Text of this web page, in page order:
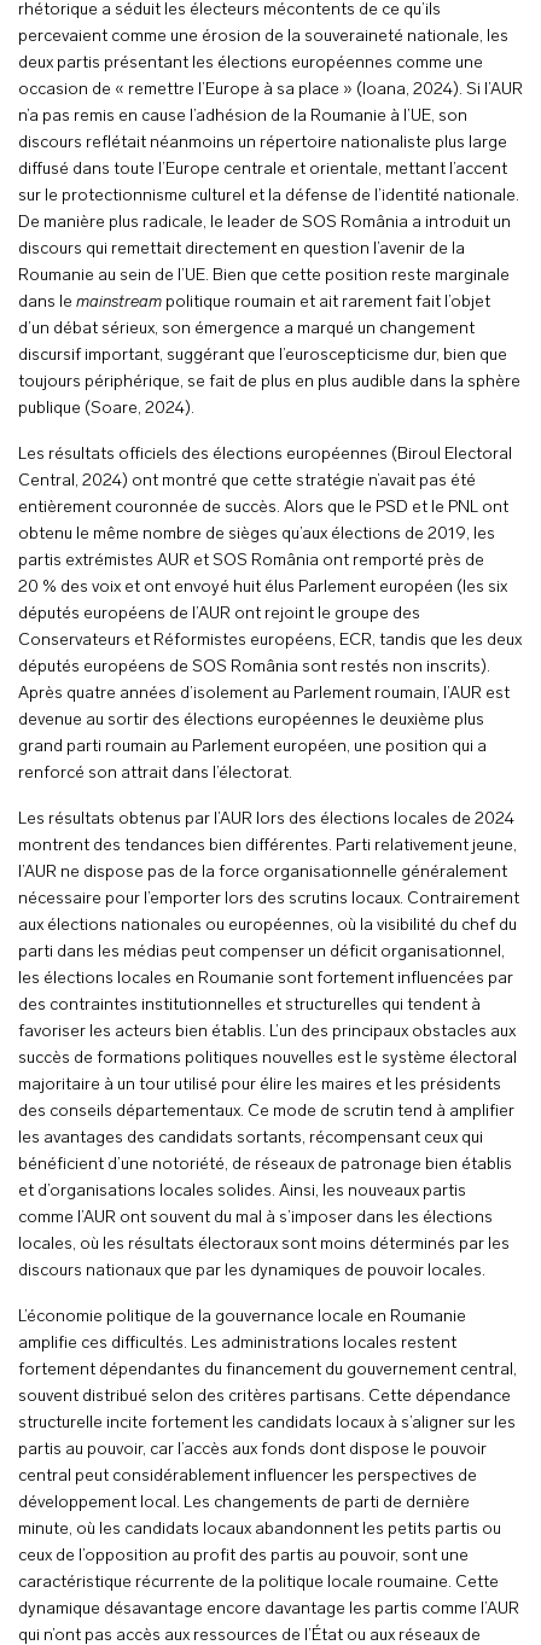
rhétorique a séduit les électeurs mécontents de ce qu’ils
percevaient comme une érosion de la souveraineté nationale, les
deux partis présentant les élections européennes comme une
occasion de « remettre l’Europe à sa place » (Ioana, 2024). Si l’AUR
n’a pas remis en cause l’adhésion de la Roumanie à l’UE, son
discours reflétait néanmoins un répertoire nationaliste plus large
diffusé dans toute l’Europe centrale et orientale, mettant l’accent
sur le protectionnisme culturel et la défense de l’identité nationale.
De manière plus radicale, le leader de SOS România a introduit un
discours qui remettait directement en question l’avenir de la
Roumanie au sein de l’UE. Bien que cette position reste marginale
dans le mainstream politique roumain et ait rarement fait l’objet
d’un débat sérieux, son émergence a marqué un changement
discursif important, suggérant que l’euroscepticisme dur, bien que
toujours périphérique, se fait de plus en plus audible dans la sphère
publique (Soare, 2024).
Les résultats officiels des élections européennes (Biroul Electoral
Central, 2024) ont montré que cette stratégie n’avait pas été
entièrement couronnée de succès. Alors que le PSD et le PNL ont
obtenu le même nombre de sièges qu’aux élections de 2019, les
partis extrémistes AUR et SOS România ont remporté près de
20 % des voix et ont envoyé huit élus Parlement européen (les six
députés européens de l’AUR ont rejoint le groupe des
Conservateurs et Réformistes européens, ECR, tandis que les deux
députés européens de SOS România sont restés non inscrits).
Après quatre années d’isolement au Parlement roumain, l’AUR est
devenue au sortir des élections européennes le deuxième plus
grand parti roumain au Parlement européen, une position qui a
renforcé son attrait dans l’électorat.
Les résultats obtenus par l’AUR lors des élections locales de 2024
montrent des tendances bien différentes. Parti relativement jeune,
l’AUR ne dispose pas de la force organisationnelle généralement
nécessaire pour l’emporter lors des scrutins locaux. Contrairement
aux élections nationales ou européennes, où la visibilité du chef du
parti dans les médias peut compenser un déficit organisationnel,
les élections locales en Roumanie sont fortement influencées par
des contraintes institutionnelles et structurelles qui tendent à
favoriser les acteurs bien établis. L’un des principaux obstacles aux
succès de formations politiques nouvelles est le système électoral
majoritaire à un tour utilisé pour élire les maires et les présidents
des conseils départementaux. Ce mode de scrutin tend à amplifier
les avantages des candidats sortants, récompensant ceux qui
bénéficient d’une notoriété, de réseaux de patronage bien établis
et d’organisations locales solides. Ainsi, les nouveaux partis
comme l’AUR ont souvent du mal à s’imposer dans les élections
locales, où les résultats électoraux sont moins déterminés par les
discours nationaux que par les dynamiques de pouvoir locales.
L’économie politique de la gouvernance locale en Roumanie
amplifie ces difficultés. Les administrations locales restent
fortement dépendantes du financement du gouvernement central,
souvent distribué selon des critères partisans. Cette dépendance
structurelle incite fortement les candidats locaux à s’aligner sur les
partis au pouvoir, car l’accès aux fonds dont dispose le pouvoir
central peut considérablement influencer les perspectives de
développement local. Les changements de parti de dernière
minute, où les candidats locaux abandonnent les petits partis ou
ceux de l’opposition au profit des partis au pouvoir, sont une
caractéristique récurrente de la politique locale roumaine. Cette
dynamique désavantage encore davantage les partis comme l’AUR
qui n’ont pas accès aux ressources de l’État ou aux réseaux de